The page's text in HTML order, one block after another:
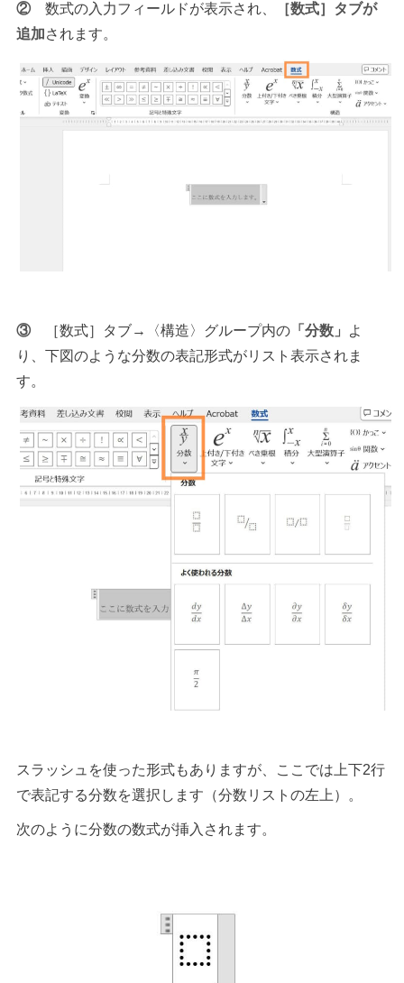
②数式の入力フィールドが表示され、
［数式］タブが
追加されます。
③［数式］タブ→〈構造〉グループ内の「分数」
よ
り、下図のような分数の表記形式がリスト表示されま
す。
スラッシュを使った形式もありますが、ここでは上下2行
で表記する分数を選択します（分数リストの左上）。
次のように分数の数式が挿入されます。